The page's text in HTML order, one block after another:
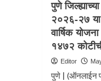
तू
का
एका
पुणे
२०२६-२७ या
वार्षिक
१४७२
Editor
पुणे | (ऑनलाईन